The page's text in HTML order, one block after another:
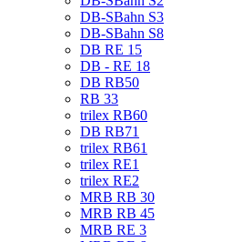
DB-SBahn S3
DB-SBahn S8
DB RE 15
DB - RE 18
DB RB50
RB 33
trilex RB60
DB RB71
trilex RB61
trilex RE1
trilex RE2
MRB RB 30
MRB RB 45
MRB RE 3